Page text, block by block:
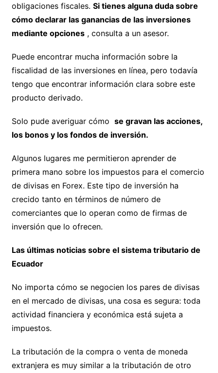
obligaciones fiscales. Si tienes alguna duda sobre
cómo declarar las ganancias de las inversiones
mediante opciones, consulta a un asesor.
Puede encontrar mucha información sobre la
fiscalidad de las inversiones en línea, pero todavía
tengo que encontrar información clara sobre este
producto derivado.
Solo pude averiguar cómo se gravan las acciones,
los bonos y los fondos de inversión.
Algunos lugares me permitieron aprender de
primera mano sobre los impuestos para el comercio
de divisas en Forex. Este tipo de inversión ha
crecido tanto en términos de número de
comerciantes que lo operan como de firmas de
inversión que lo ofrecen.
Las últimas noticias sobre el sistema tributario de
Ecuador
No importa cómo se negocien los pares de divisas
en el mercado de divisas, una cosa es segura: toda
actividad financiera y económica está sujeta a
impuestos.
La tributación de la compra o venta de moneda
extranjera es muy similar a la tributación de otro